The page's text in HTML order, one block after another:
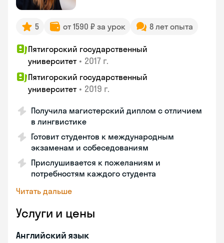
5 от 1590 ₽ за урок 8 лет опыта
Пятигорский государственный
университет • 2017 г.
Пятигорский государственный
университет • 2019 г.
Получила магистерский диплом с отличием
в лингвистике
Готовит студентов к международным
экзаменам и собеседованиям
Прислушивается к пожеланиям и
потребностям каждого студента
Читать дальше
Услуги и цены
Английский язык